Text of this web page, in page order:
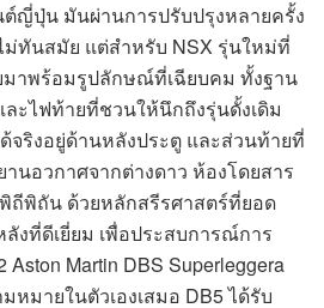
ญี่ปุ่น มันผ่านการปรับปรุงหลายครั้ง
ทันสมัย แต่สำหรับ NSX รุ่นใหม่ที่
มาพร้อมรูปลักษณ์ที่เฉียบคม ทั้งฐาน
ะไฟท้ายที่ชวนให้นึกถึงรุ่นดั้งเดิม
จริงอยู่ด้านหลังประตู และส่วนท้ายที่
นอวกาศจากต่างดาว ห้องโดยสาร
ถีพิถัน ด้วยหลักสรีรศาสตร์ที่ยอด
งที่ดีเยี่ยม เพื่อประสบการณ์การ
Martin DBS Superleggera
หมายในตัวเองเสมอ DB5 ได้รับ